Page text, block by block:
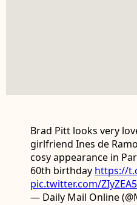
Brad Pitt looks very
girlfriend Ines de
cosy appearance in
60th birthday https://
pic.twitter.com/
— Daily Mail Online